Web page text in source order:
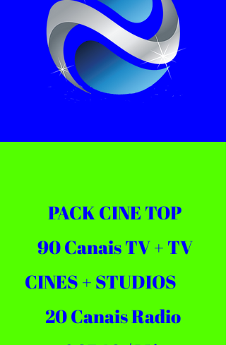
PACK CINE TOP
90 Canais TV + TV
CINES + STUDIOS
20 Canais Radio